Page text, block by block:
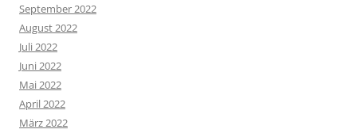
September 2022
August 2022
Juli 2022
Juni 2022
Mai 2022
April 2022
März 2022